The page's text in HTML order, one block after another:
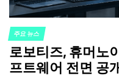
POSTED
IN
주요 뉴스
로보티즈, 휴머노
프트웨어 전면 공